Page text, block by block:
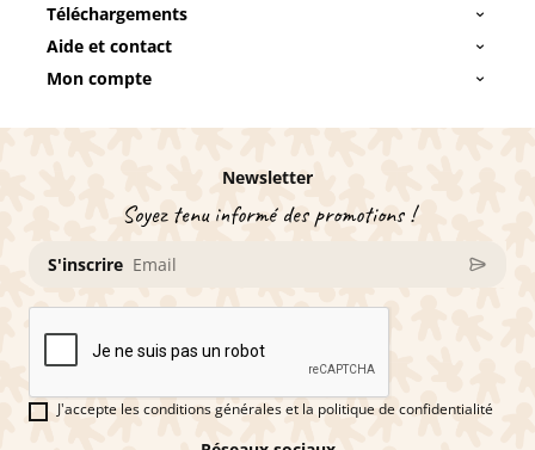
Téléchargements
Aide et contact
Mon compte
Newsletter
Soyez tenu informé des promotions !
S'inscrire
J'accepte les conditions générales et la politique de confidentialité